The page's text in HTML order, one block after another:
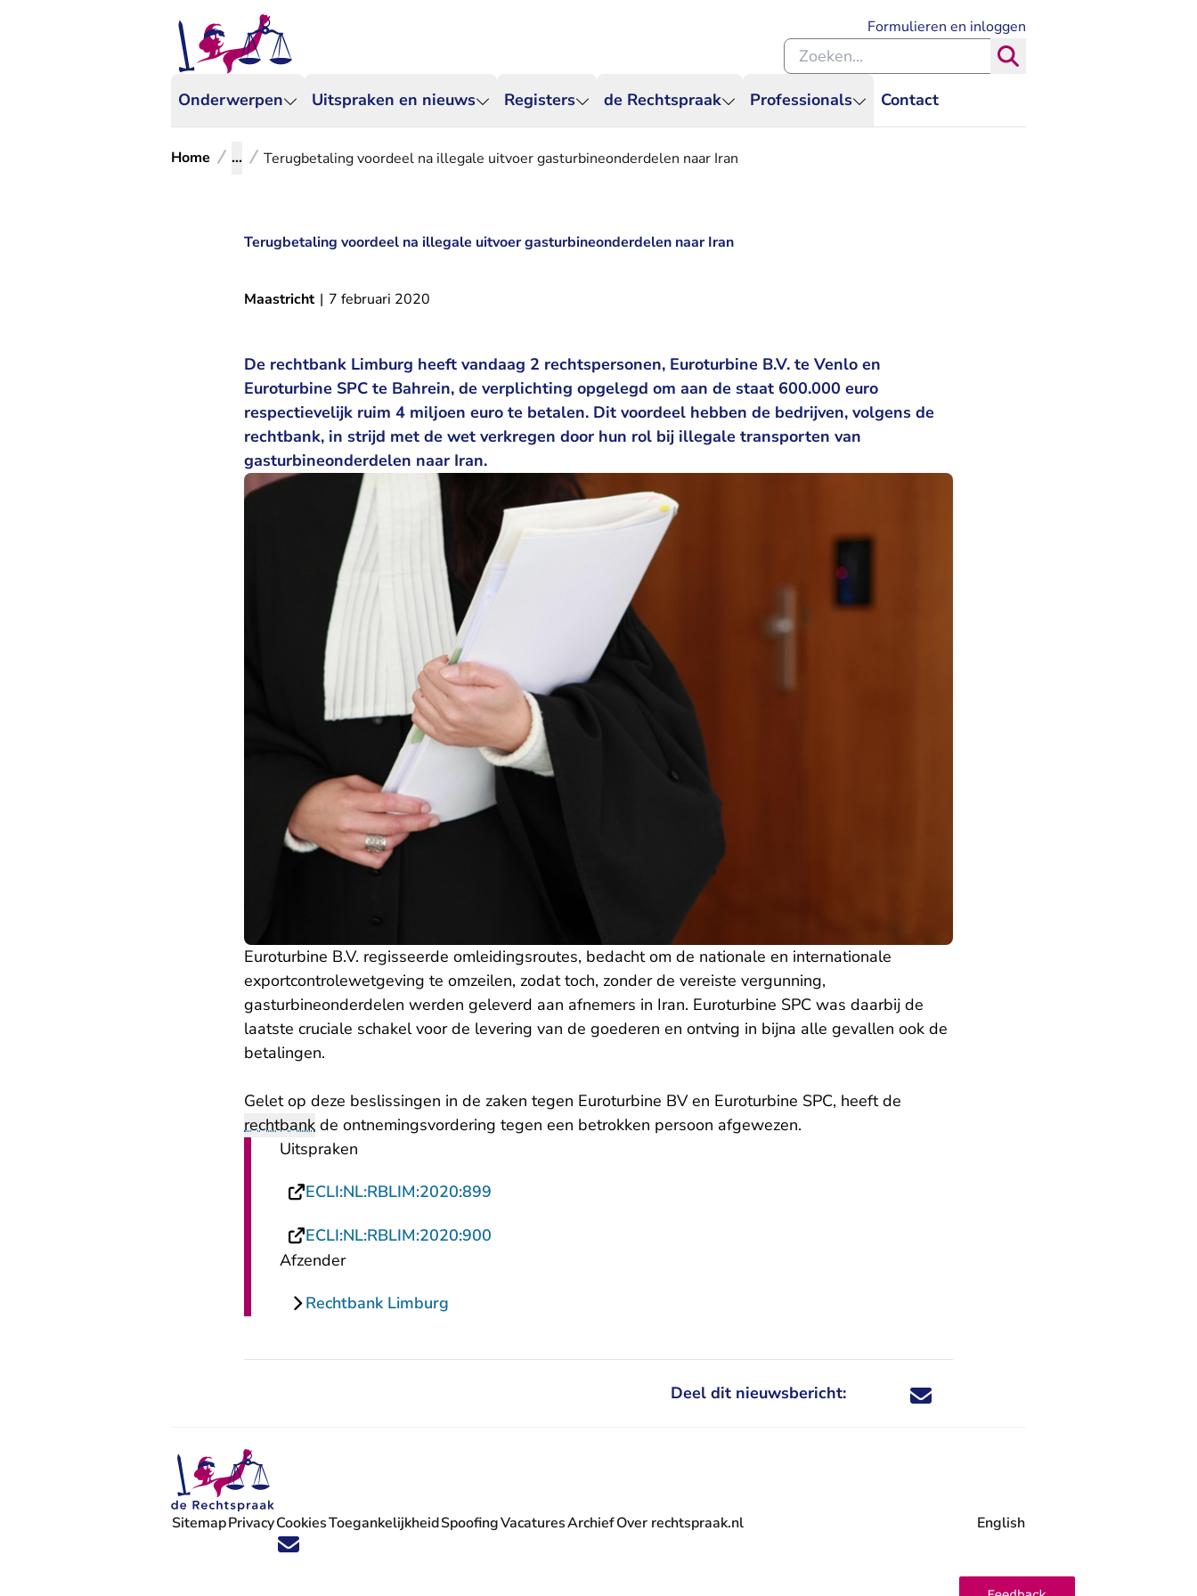
Onderwerpen Uitspraken en nieuws Registers de Rechtspraak Professionals Contact
Formulieren en inloggen
Zoeken binnen de Rechtspraak
Home ... Terugbetaling voordeel na illegale uitvoer gasturbineonderdelen naar Iran
Terugbetaling voordeel na illegale uitvoer gasturbineonderdelen naar Iran
Maastricht | 7 februari 2020
De rechtbank Limburg heeft vandaag 2 rechtspersonen, Euroturbine B.V. te Venlo en
Euroturbine SPC te Bahrein, de verplichting opgelegd om aan de staat 600.000 euro
respectievelijk ruim 4 miljoen euro te betalen. Dit voordeel hebben de bedrijven, volgens de
rechtbank, in strijd met de wet verkregen door hun rol bij illegale transporten van
gasturbineonderdelen naar Iran.
Euroturbine B.V. regisseerde omleidingsroutes, bedacht om de nationale en internationale
exportcontrolewetgeving te omzeilen, zodat toch, zonder de vereiste vergunning,
gasturbineonderdelen werden geleverd aan afnemers in Iran. Euroturbine SPC was daarbij de
laatste cruciale schakel voor de levering van de goederen en ontving in bijna alle gevallen ook de
betalingen.
Gelet op deze beslissingen in de zaken tegen Euroturbine BV en Euroturbine SPC, heeft de
rechtbank de ontnemingsvordering tegen een betrokken persoon afgewezen.
Uitspraken
ECLI:NL:RBLIM:2020:899
ECLI:NL:RBLIM:2020:900
Afzender
Rechtbank Limburg
Deel dit nieuwsbericht: Deel dit nieuwsbericht via X - U verlaat
Deel dit nieuwsbericht via Facebook - U
Deel dit nieuwsbericht via e-mail
Deel dit nieuwsbericht via LinkedIn - U
Volg ons op X (Twitter) - U verlaat Rechtspraak.nl
Volg ons op Facebook - U verlaat Rechtspraak.nl
Volg ons op Instagram - U verlaat Rechtspraak.nl
Volg ons op Youtube - U verlaat Rechtspraak.nl
Volg ons op LinkedIn - U verlaat Rechtspraak.nl
'Blijf op de hoogte' nieuwsbrief - U verlaat Rechtspraak.nl
SitemapPrivacyCookiesToegankelijkheidSpoofingVacatures
- U verlaat Rechtspraak.nl
ArchiefOver rechtspraak.nl English